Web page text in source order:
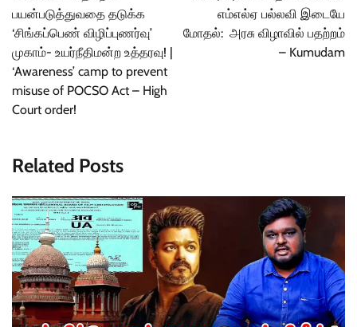
பயன்படுத்துவதை தடுக்க
‘சிங்கப்பெண் விழிப்புணர்வு’
முகாம்- உயர்நீதிமன்ற உத்தரவு! |
‘Awareness’ camp to prevent
misuse of POCSO Act – High
Court order!
எம்எல்ஏ பல்லவி இடையே
மோதல்: அரசு விழாவில் பதற்றம்
– Kumudam
Related Posts